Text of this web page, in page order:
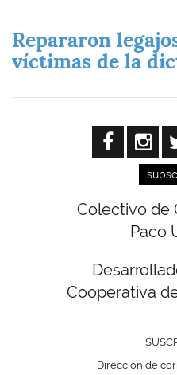
Repararon
víctimas de la
Colectivo de
Paco
Cooperativa
Dirección de